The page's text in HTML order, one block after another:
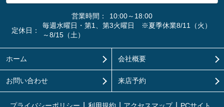
営業時間：
10:00～18:00
定休日：
毎週水曜日・第1、第3火曜日 ※夏季休業8/11（火）
～8/15（土）
ホーム 会社概要
お問い合わせ 来店予約